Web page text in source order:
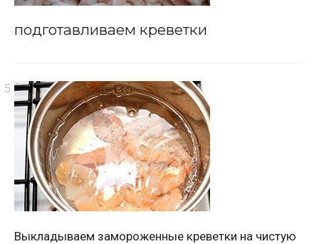
подготавливаем креветки
Выкладываем замороженные креветки на чистую